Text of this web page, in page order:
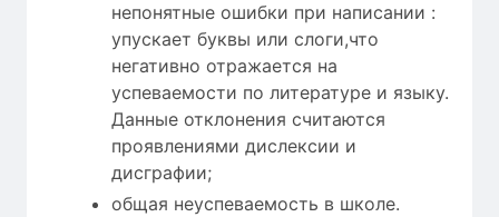
непонятные ошибки при написании :
упускает буквы или слоги,что
негативно отражается на
успеваемости по литературе и языку.
Данные отклонения считаются
проявлениями дислексии и
дисграфии;
общая неуспеваемость в школе.